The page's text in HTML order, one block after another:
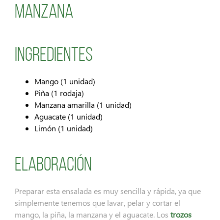
manzana
Ingredientes
Mango (1 unidad)
Piña (1 rodaja)
Manzana amarilla (1 unidad)
Aguacate (1 unidad)
Limón (1 unidad)
Elaboración
Preparar esta ensalada es muy sencilla y rápida, ya que
simplemente tenemos que lavar, pelar y cortar el
mango, la piña, la manzana y el aguacate. Los trozos